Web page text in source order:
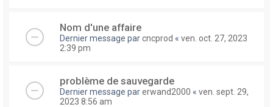
Nom d'une affaire
Dernier message parcncprod « ven. oct. 27, 2023
2:39 pm
problème de sauvegarde
Dernier message parerwand2000 « ven. sept. 29,
2023 8:56 am